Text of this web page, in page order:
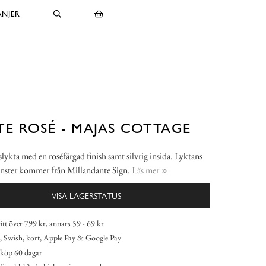
ROSÉ - MAJAS COTTAGE
med en roséfärgad finish samt silvrig insida. Lyktans
kommer från Millandante Sign. Läs mer
VISA LAGERSTATUS
över 799 kr, annars 59 - 69 kr
Swish, kort, Apple Pay & Google Pay
60 dagar